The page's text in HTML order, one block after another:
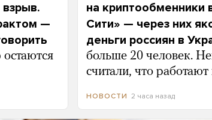
—
на криптообменники
Сити» — через них
деньги россиян в
больше 20 человек.
считали, что
НОВОСТИ 2 часа назад